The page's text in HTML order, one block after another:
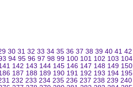
30 31 32 33 34 35 36 37 38 39 40 41 42
94 95 96 97 98 99 100 101 102 103 104
142 143 144 145 146 147 148 149 150
187 188 189 190 191 192 193 194 195
232 233 234 235 236 237 238 239 240